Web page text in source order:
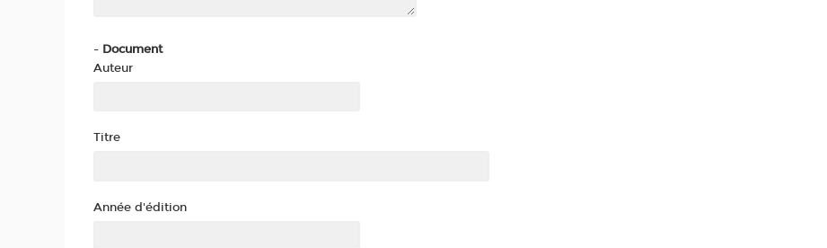
- Document
Auteur
Titre
Année d'édition